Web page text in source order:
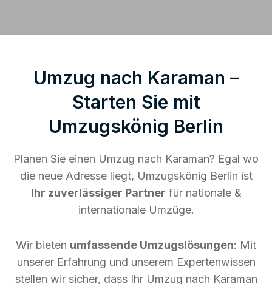
Umzug nach Karaman –
Starten Sie mit
Umzugskönig Berlin
Planen Sie einen Umzug nach Karaman? Egal wo
die neue Adresse liegt, Umzugskönig Berlin ist
Ihr zuverlässiger Partner für nationale &
internationale Umzüge.
Wir bieten umfassende Umzugslösungen: Mit
unserer Erfahrung und unserem Expertenwissen
stellen wir sicher, dass Ihr Umzug nach Karaman